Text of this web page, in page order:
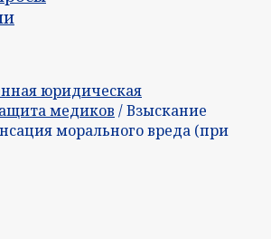
юридическая
медиков / Взыскание
морального вреда (при